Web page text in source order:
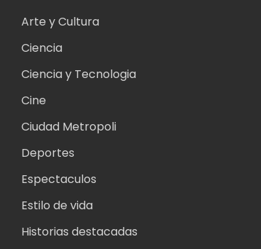
Arte y Cultura
Ciencia
Ciencia y Tecnologia
Cine
Ciudad Metropoli
Deportes
Espectaculos
Estilo de vida
Historias destacadas